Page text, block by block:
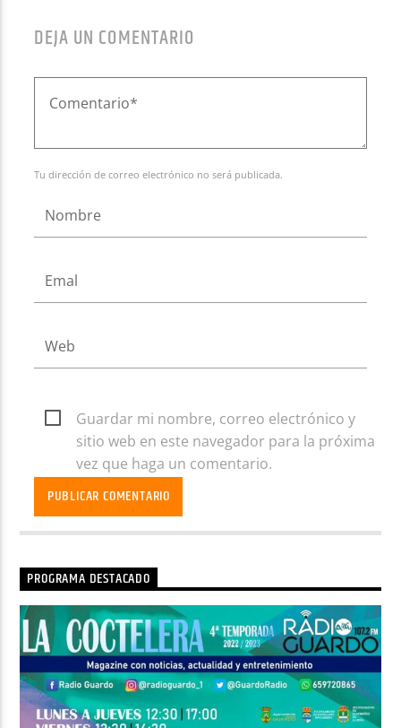
DEJA UN COMENTARIO
Tu dirección de correo electrónico no será publicada.
Guardar mi nombre, correo electrónico y
sitio web en este navegador para la próxima
vez que haga un comentario.
PROGRAMA DESTACADO